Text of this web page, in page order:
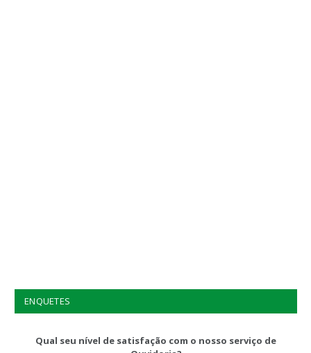
ENQUETES
Qual seu nível de satisfação com o nosso serviço de